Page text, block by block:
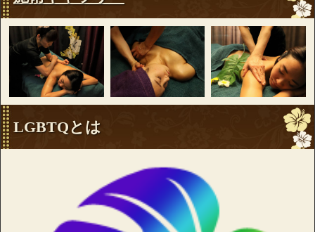
LGBTQとは